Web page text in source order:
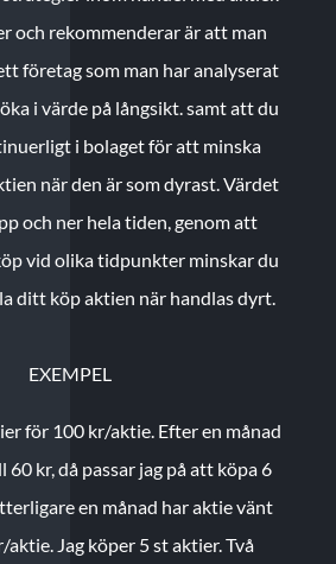
och rekommenderar är att man
företag som man har analyserat
i värde på långsikt. samt att du
i bolaget för att minska
när den är som dyrast. Värdet
och ner hela tiden, genom att
vid olika tidpunkter minskar du
ditt köp aktien när handlas dyrt.
EXEMPEL
för 100 kr/aktie. Efter en månad
kr, då passar jag på att köpa 6
en månad har aktie vänt
Jag köper 5 st aktier.Två